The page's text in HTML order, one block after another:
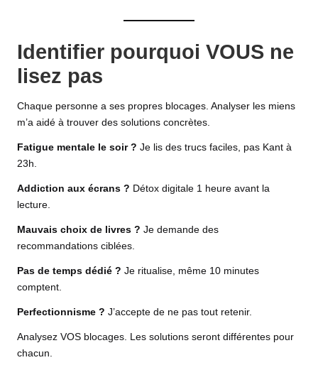
Identifier pourquoi VOUS ne
lisez pas
Chaque personne a ses propres blocages. Analyser les miens
m’a aidé à trouver des solutions concrètes.
Fatigue mentale le soir ? Je lis des trucs faciles, pas Kant à
23h.
Addiction aux écrans ? Détox digitale 1 heure avant la
lecture.
Mauvais choix de livres ? Je demande des
recommandations ciblées.
Pas de temps dédié ? Je ritualise, même 10 minutes
comptent.
Perfectionnisme ? J’accepte de ne pas tout retenir.
Analysez VOS blocages. Les solutions seront différentes pour
chacun.